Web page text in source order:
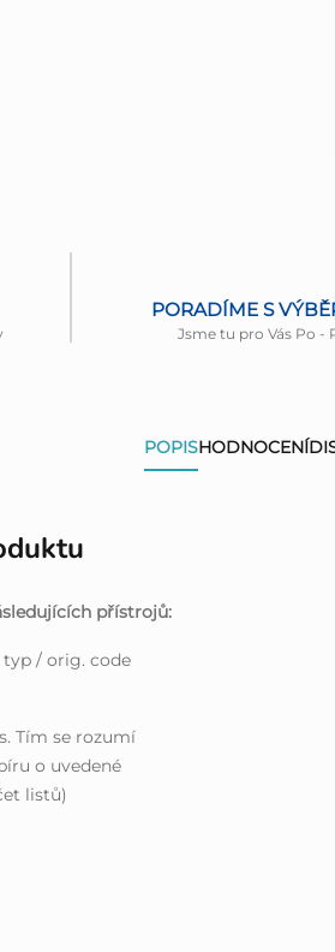
PORADÍME S
Jsme tu pro Vás Po -
POPISHODNOCENÍ
přístrojů:
typ / orig. code
Tím se rozumí
o uvedené
listů)